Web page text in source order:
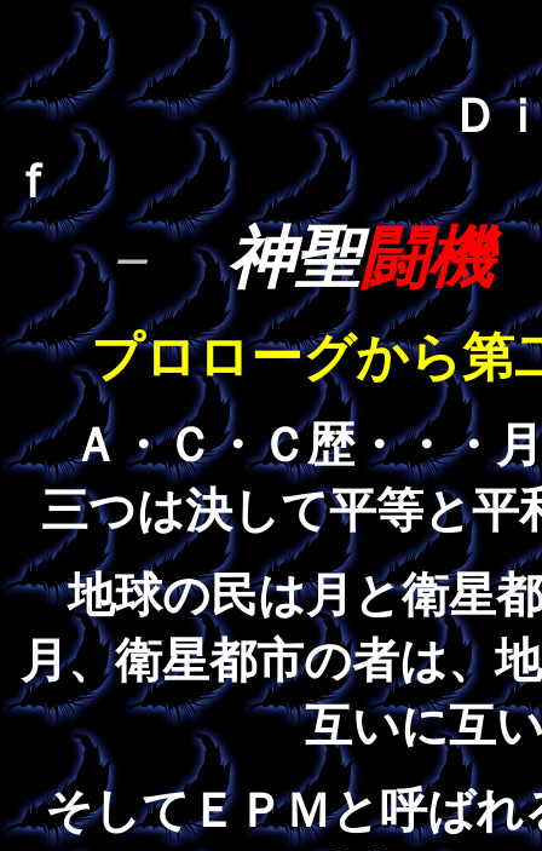
Ｄ
ｆ
－ 神聖闘機
プロローグから第
Ａ・Ｃ・Ｃ歴・・・
三つは決して平等と
地球の民は月と衛星
月、衛星都市の者は、
互いに互
そしてＥＰＭと呼ば